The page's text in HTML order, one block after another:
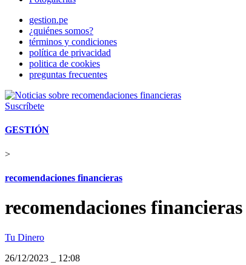
gestion.pe
¿quiénes somos?
términos y condiciones
política de privacidad
politica de cookies
preguntas frecuentes
Suscríbete
GESTIÓN
>
recomendaciones financieras
recomendaciones financieras
Tu Dinero
26/12/2023
12:08